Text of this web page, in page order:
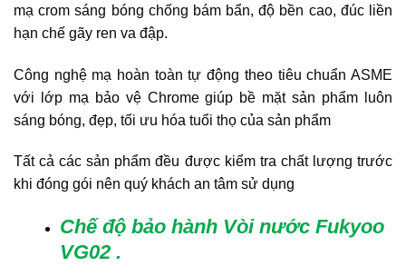
mạ crom sáng bóng chống bám bẩn, độ bền cao, đúc liền
hạn chế gãy ren va đập.
Công nghệ mạ hoàn toàn tự động theo tiêu chuẩn ASME
với lớp mạ bảo vệ Chrome giúp bề mặt sản phẩm luôn
sáng bóng, đẹp, tối ưu hóa tuổi thọ của sản phẩm
Tất cả các sản phẩm đều được kiểm tra chất lượng trước
khi đóng gói nên quý khách an tâm sử dụng
Chế độ bảo hành Vòi nước Fukyoo
VG02 .